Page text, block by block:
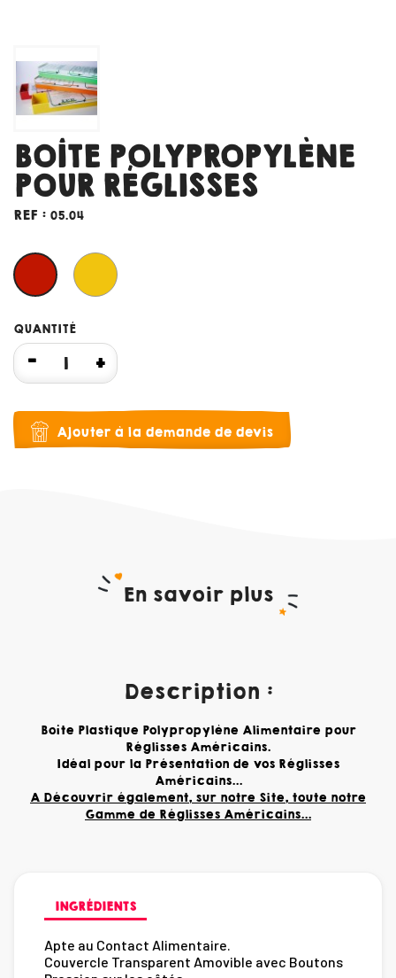
BOÎTE POLYPROPYLÈNE
POUR RÉGLISSES
REF : 05.04
Rouge
QUANTITÉ
Ajouter à la demande de devis
En savoir plus
Description :
Boîte Plastique Polypropylène Alimentaire pour
Réglisses Américains.
Idéal pour la Présentation de vos Réglisses
Américains...
A Découvrir également, sur notre Site, toute notre
Gamme de Réglisses Américains...
INGRÉDIENTS
Apte au Contact Alimentaire.
Couvercle Transparent Amovible avec Boutons